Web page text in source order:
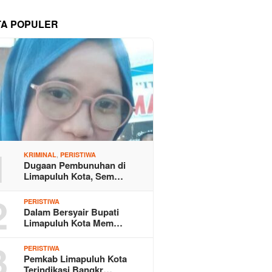
POPULER
KRIMINAL,PERISTIWA
Dugaan Pembunuhan di
Limapuluh Kota, Sem…
PERISTIWA
Dalam Bersyair Bupati
Limapuluh Kota Mem…
PERISTIWA
Pemkab Limapuluh Kota